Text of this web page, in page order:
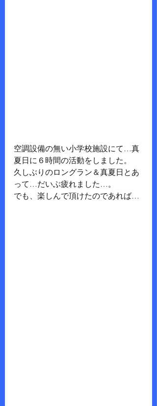
空調設備の無い小学校施設にて…真
夏日に６時間の活動をしました。
久しぶりのロングラン＆真夏日とあ
って…だいぶ疲れました…。
でも、楽しんで頂けたのであれば…